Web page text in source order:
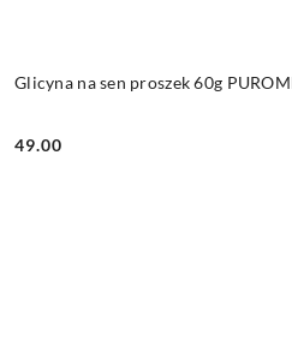
Glicyna na sen proszek 60g
Cena:
49.00